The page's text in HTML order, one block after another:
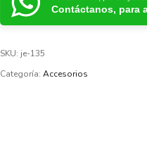
Contáctanos, para
SKU: je-135
Categoría: Accesorios